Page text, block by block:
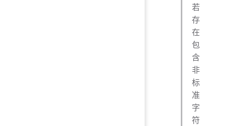
若
存
在
包
含
非
标
准
字
符